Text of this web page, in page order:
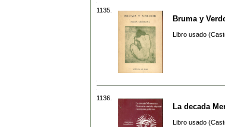
1135.
Bruma y
Libro usado
1136.
La decada
Libro usado